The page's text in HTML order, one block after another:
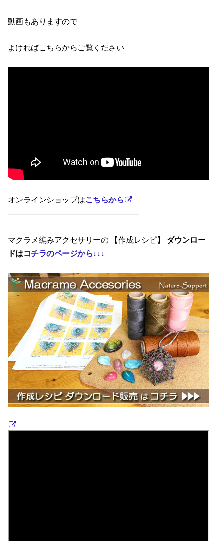
動画もありますので
よければこちらからご覧ください
オンラインショップはこちらから
—————————————————
マクラメ編みアクセサリーの 【作成レシピ】 ダウンロー
ドはコチラのページから↓↓↓